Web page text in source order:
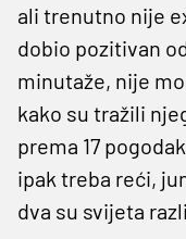
ali trenutno nije
dobio pozitivan
minutaže, nije
kako su tražili
prema 17
ipak treba reći,
dva su svijeta